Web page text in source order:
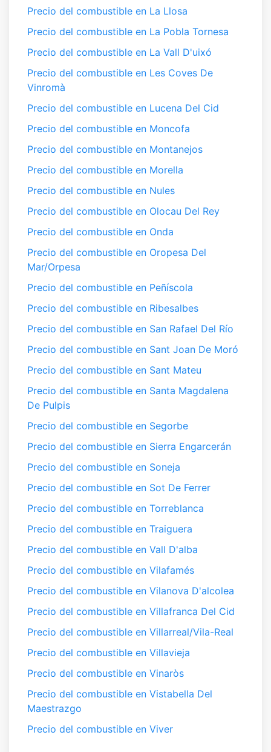
Precio del combustible en La Llosa
Precio del combustible en La Pobla Tornesa
Precio del combustible en La Vall D'uixó
Precio del combustible en Les Coves De
Vinromà
Precio del combustible en Lucena Del Cid
Precio del combustible en Moncofa
Precio del combustible en Montanejos
Precio del combustible en Morella
Precio del combustible en Nules
Precio del combustible en Olocau Del Rey
Precio del combustible en Onda
Precio del combustible en Oropesa Del
Mar/Orpesa
Precio del combustible en Peñíscola
Precio del combustible en Ribesalbes
Precio del combustible en San Rafael Del Río
Precio del combustible en Sant Joan De Moró
Precio del combustible en Sant Mateu
Precio del combustible en Santa Magdalena
De Pulpis
Precio del combustible en Segorbe
Precio del combustible en Sierra Engarcerán
Precio del combustible en Soneja
Precio del combustible en Sot De Ferrer
Precio del combustible en Torreblanca
Precio del combustible en Traiguera
Precio del combustible en Vall D'alba
Precio del combustible en Vilafamés
Precio del combustible en Vilanova D'alcolea
Precio del combustible en Villafranca Del Cid
Precio del combustible en Villarreal/Vila-Real
Precio del combustible en Villavieja
Precio del combustible en Vinaròs
Precio del combustible en Vistabella Del
Maestrazgo
Precio del combustible en Viver